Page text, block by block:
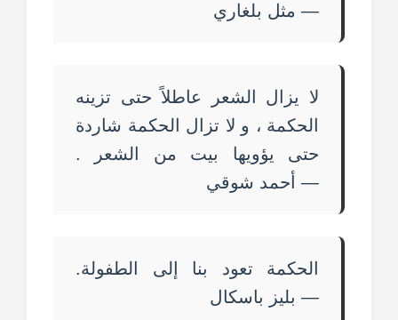
— مثل بلغاري
لا يزال الشعر عاطلاً حتى تزينه
الحكمة ، و لا تزال الحكمة شاردة
حتى يؤويها بيت من الشعر .
— أحمد شوقي
الحكمة تعود بنا إلى الطفولة.
— بليز باسكال